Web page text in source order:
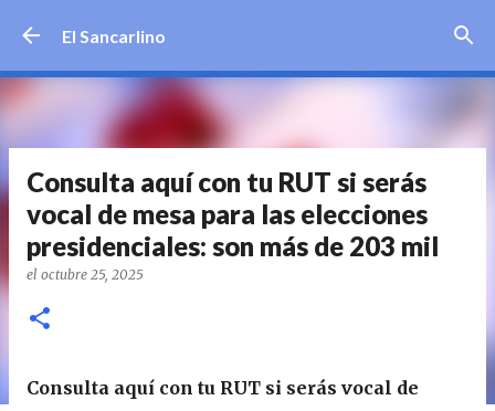
El Sancarlino
Consulta aquí con tu RUT si serás
vocal de mesa para las elecciones
presidenciales: son más de 203 mil
el octubre 25, 2025
Consulta aquí con tu RUT si serás vocal de